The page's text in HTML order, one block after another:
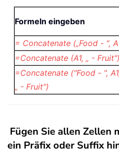
Formeln eingeben
= Concatenate („Food - ",
=Concatenate (A1, „ - Fruit")
=Concatenate ("Food - ",
„ - Fruit")
Fügen Sie allen Zellen
ein Präfix oder Suffix